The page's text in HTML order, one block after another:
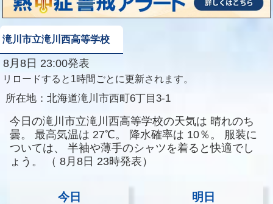
滝川市立滝川西高等学校
8月8日 23:00発表
リロードすると1時間ごとに更新されます。
所在地： 北海道滝川市西町6丁目3-1
今日の滝川市立滝川西高等学校の天気は 晴れのち
曇。
最高気温は 27℃。 降水確率は 10％。
服装に
ついては、
半袖や薄手のシャツを着ると快適でし
ょう。
（ 8月8日 23時発表）
今日 明日